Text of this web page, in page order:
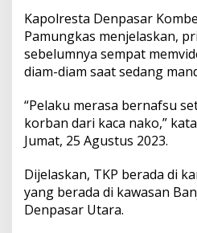
u
l
a
n
S
s
w
S
k
o
l
Kapolresta Denpasar
Pamungkas menjelaskan,
sebelumnya sempat
diam-diam saat sedang
“Pelaku merasa bernafsu
korban dari kaca nako,”
Jumat, 25 Agustus 2023.
Dijelaskan, TKP berada di
yang berada di kawasan
Denpasar Utara.